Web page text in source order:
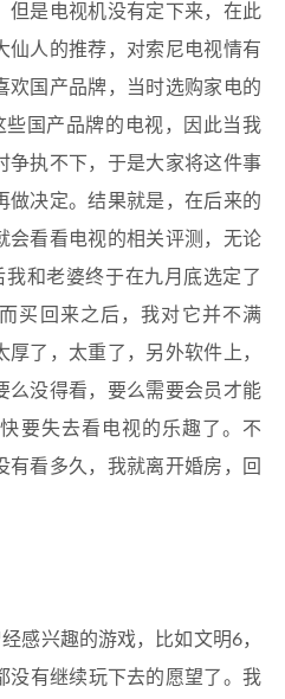
但是电视机没有定下来，在此
仙人的推荐，对索尼电视情有
欢国产品牌，当时选购家电的
些国产品牌的电视，因此当我
争执不下，于是大家将这件事
做决定。结果就是，在后来的
会看看电视的相关评测，无论
和老婆终于在九月底选定了
买回来之后，我对它并不满
了，太重了，另外软件上，
么没得看，要么需要会员才能
要失去看电视的乐趣了。不
看多久，我就离开婚房，回
感兴趣的游戏，比如文明6，
没有继续玩下去的愿望了。我